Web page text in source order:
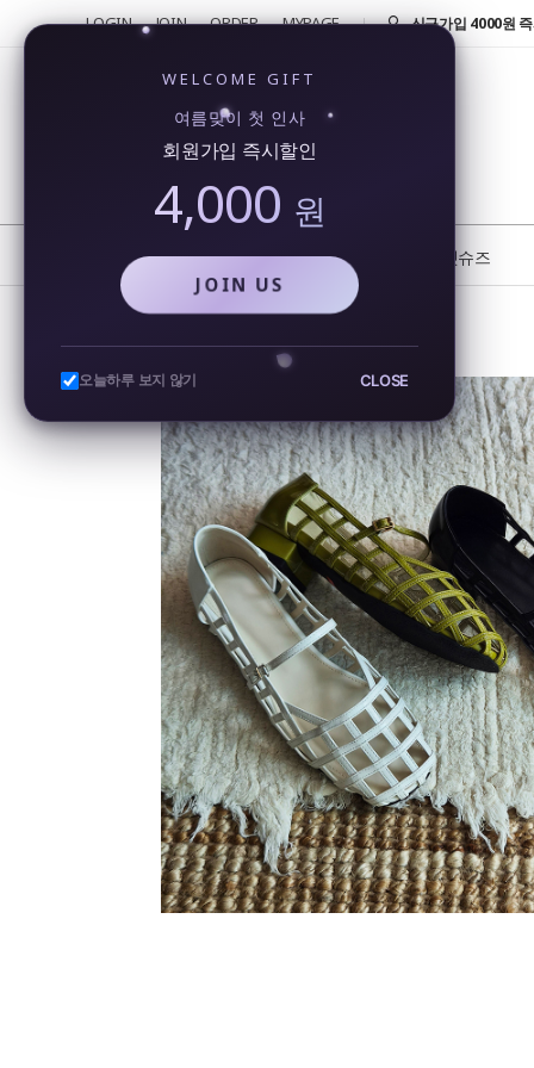
LOGIN JOIN
4000원!
ORDER MYPAGE
반품 및 교환 신청
반품 및 교환 신청
NEW BEST 플랫슈즈
여름 플랫슈즈 메리제인 네트 메쉬 격자 시스루 발편한 2cm
WELCOME GIFT
여름맞이 첫 인사
회원가입 즉시할인
4,000 원
JOIN US
오늘하루 보지 않기 CLOSE